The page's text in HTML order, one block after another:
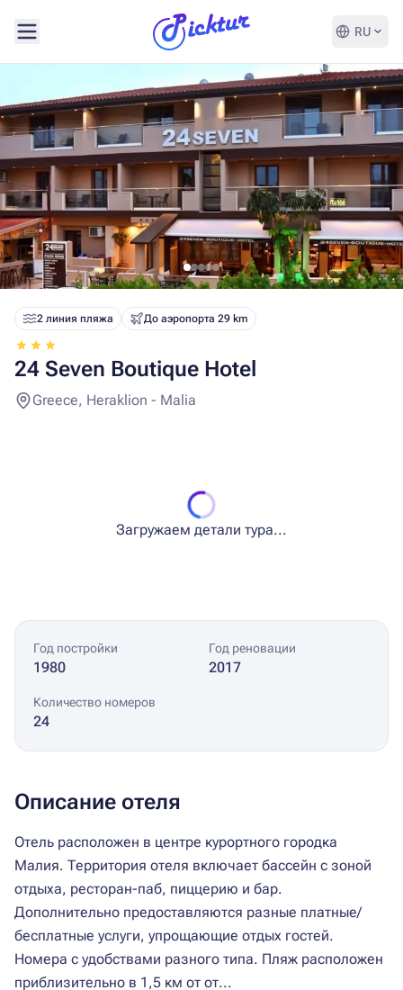
RU
2 линия пляжа До аэропорта 29 km
24 Seven Boutique Hotel
Greece, Heraklion - Malia
Загружаем детали тура...
Год постройки
1980
Год реновации
2017
Количество номеров
24
Описание отеля
Отель расположен в центре курортного городка
Малия. Территория отеля включает бассейн с зоной
отдыха, ресторан-паб, пиццерию и бар.
Дополнительно предоставляются разные платные/
бесплатные услуги, упрощающие отдых гостей.
Номера с удобствами разного типа. Пляж расположен
приблизительно в 1,5 км от от...